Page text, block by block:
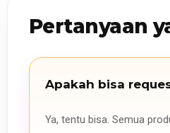
Pertanyaan
Apakah bisa
Ya, tentu bisa. Semua